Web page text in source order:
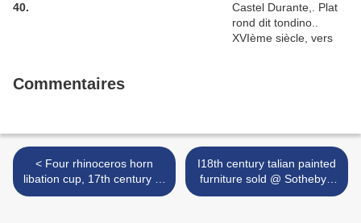
40.
Commentaires
< Four rhinoceros horn
libation cup, 17th century @
Sotheby's London
I18th century talian painted
furniture sold @ Sotheby's
London >